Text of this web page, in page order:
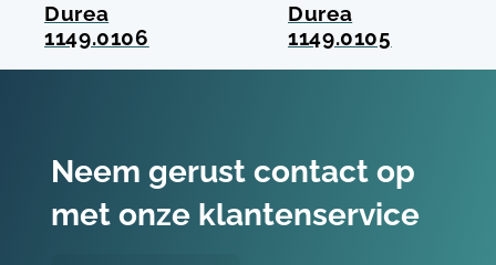
Durea
1149.0106
Durea
1149.0105
Neem gerust contact op
met onze klantenservice